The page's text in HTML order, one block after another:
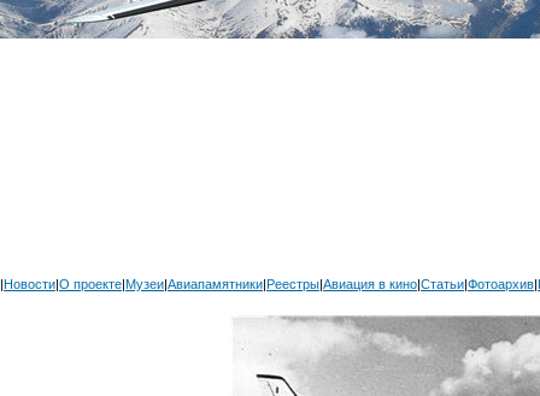
|Новости|О проекте|Музеи|Авиапамятники|Реестры|Авиация в кино|Статьи|Фотоархив|